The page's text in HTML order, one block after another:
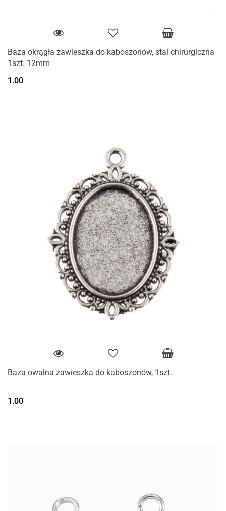
Baza okrągła zawieszka do kaboszonów, stal chirurgiczna
1szt. 12mm
1.00
Baza owalna zawieszka do kaboszonów, 1szt.
1.00